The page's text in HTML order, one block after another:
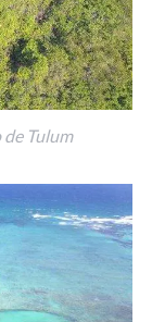
Tulum